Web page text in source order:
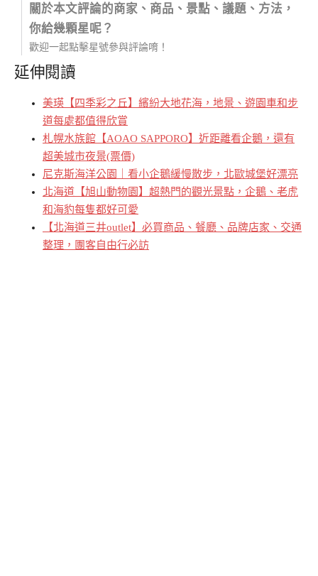
關於本文評論的商家、商品、景點、議題、方法，
你給幾顆星呢？
歡迎一起點擊星號參與評論唷！
延伸閱讀
美瑛【四季彩之丘】繽紛大地花海，地景、遊園車和步
道每處都值得欣賞
札幌水族館【AOAO SAPPORO】近距離看企鵝，還有
超美城市夜景(票價)
尼克斯海洋公園｜看小企鵝緩慢散步，北歐城堡好漂亮
北海道【旭山動物園】超熱門的觀光景點，企鵝、老虎
和海豹每隻都好可愛
【北海道三井outlet】必買商品、餐廳、品牌店家、交通
整理，團客自由行必訪